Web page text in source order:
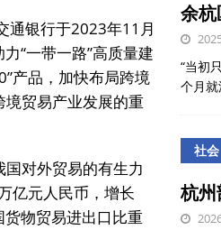
通银行于2023年11月
“一带一路”高质量建
产品，加快布局跨境
贸易产业发展的重
对外贸易的有生力
亿元人民币，增长
物贸易进出口比重
余杭
“当初
个月
社会
杭